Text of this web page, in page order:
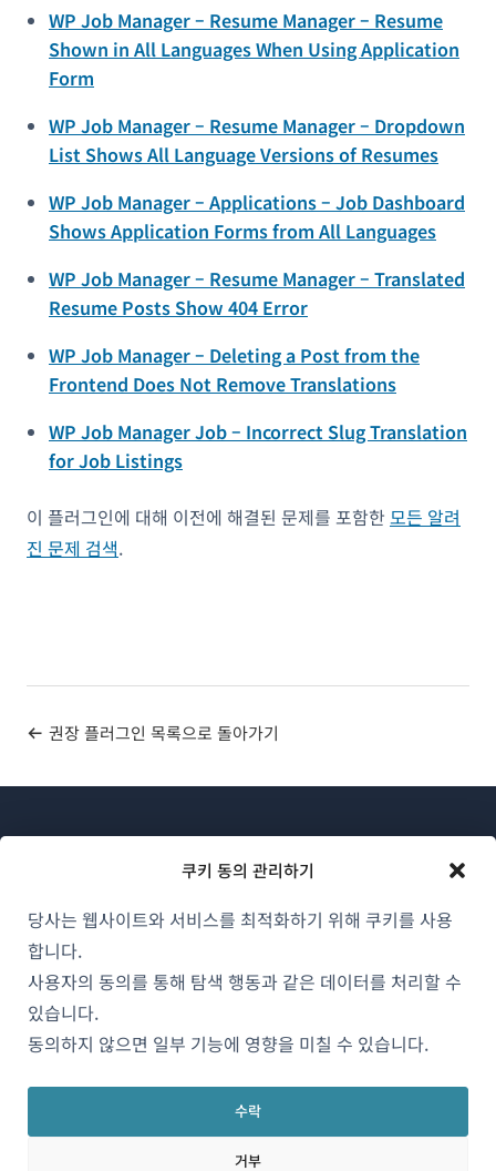
쿠키 동의 관리하기
당사는 웹사이트와 서비스를 최적화하기 위해 쿠키를 사용
합니다.
사용자의 동의를 통해 탐색 행동과 같은 데이터를 처리할 수
있습니다.
동의하지 않으면 일부 기능에 영향을 미칠 수 있습니다.
수락
거부
WP Job Manager – Resume Manager – Resume
Shown in All Languages When Using Application
Form
WP Job Manager – Resume Manager – Dropdown
List Shows All Language Versions of Resumes
WP Job Manager – Applications – Job Dashboard
Shows Application Forms from All Languages
WP Job Manager – Resume Manager – Translated
Resume Posts Show 404 Error
WP Job Manager – Deleting a Post from the
Frontend Does Not Remove Translations
WP Job Manager Job – Incorrect Slug Translation
for Job Listings
이 플러그인에 대해 이전에 해결된 문제를 포함한 모든 알려
진 문제 검색.
권장 플러그인 목록으로 돌아가기
한국어
WPML 소개
GDPR 및 개인정보 처리방침
창
열
(새
창
서
(새
창
에
서
(새
창
서